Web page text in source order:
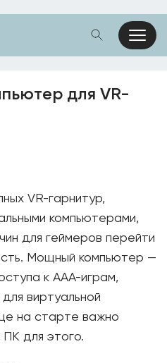
для VR-
VR-гарнитур,
компьютерами,
для геймеров перейти
Мощный компьютер —
к AAA-играм,
виртуальной
на старте важно
для этого.